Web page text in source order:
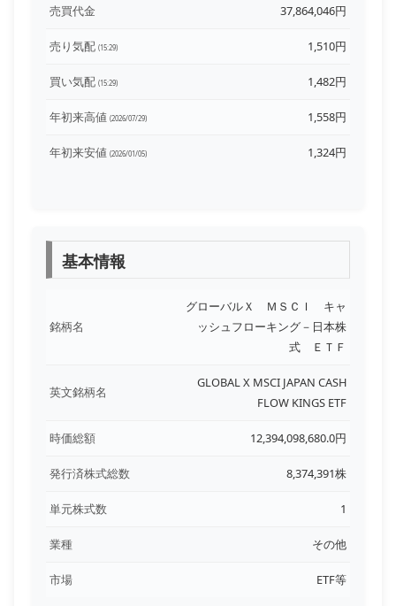
売買代金 37,864,046円
売り気配 (15:29) 1,510円
買い気配 (15:29) 1,482円
年初来高値 (2026/07/29) 1,558円
年初来安値 (2026/01/05) 1,324円
基本情報
銘柄名
グローバルＸ ＭＳＣＩ キャ
ッシュフローキング－日本株
式 ＥＴＦ
英文銘柄名
GLOBAL X MSCI JAPAN CASH
FLOW KINGS ETF
時価総額 12,394,098,680.0円
発行済株式総数 8,374,391株
単元株式数 1
業種 その他
市場 ETF等